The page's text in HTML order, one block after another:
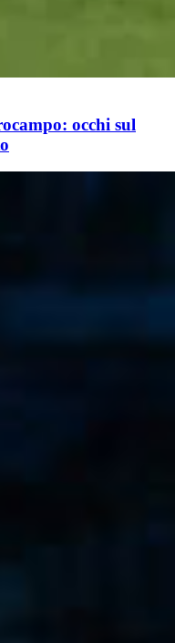
occhi sul